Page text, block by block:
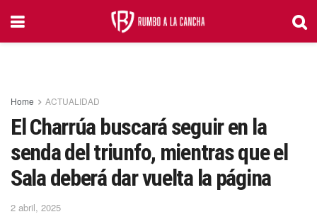
Home ACTUALIDAD
El Charrúa buscará seguir en la
senda del triunfo, mientras que el
Sala deberá dar vuelta la página
2 abril, 2025